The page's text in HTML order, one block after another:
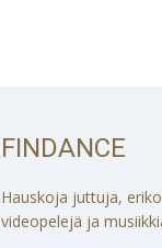
FINDANCE
Hauskoja juttuja,
videopelejä ja